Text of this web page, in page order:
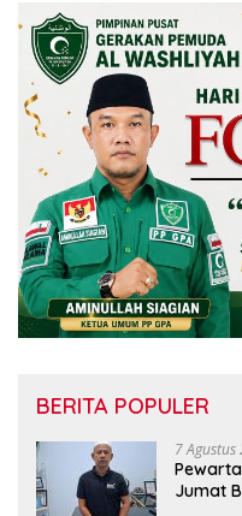
BERITA POPULER
7 Agustus
Jumat